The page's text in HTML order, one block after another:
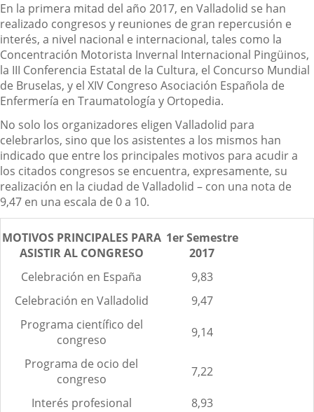
En la primera mitad del año 2017, en Valladolid se han
realizado congresos y reuniones de gran repercusión e
interés, a nivel nacional e internacional, tales como la
Concentración Motorista Invernal Internacional Pingüinos,
la III Conferencia Estatal de la Cultura, el Concurso Mundial
de Bruselas, y el XIV Congreso Asociación Española de
Enfermería en Traumatología y Ortopedia.
No solo los organizadores eligen Valladolid para
celebrarlos, sino que los asistentes a los mismos han
indicado que entre los principales motivos para acudir a
los citados congresos se encuentra, expresamente, su
realización en la ciudad de Valladolid – con una nota de
9,47 en una escala de 0 a 10.
MOTIVOS PRINCIPALES PARA
ASISTIR AL CONGRESO
1er Semestre
2017
Celebración en España
9,83
Celebración en Valladolid
9,47
Programa científico del
congreso
9,14
Programa de ocio del
congreso
7,22
Interés profesional
8,93